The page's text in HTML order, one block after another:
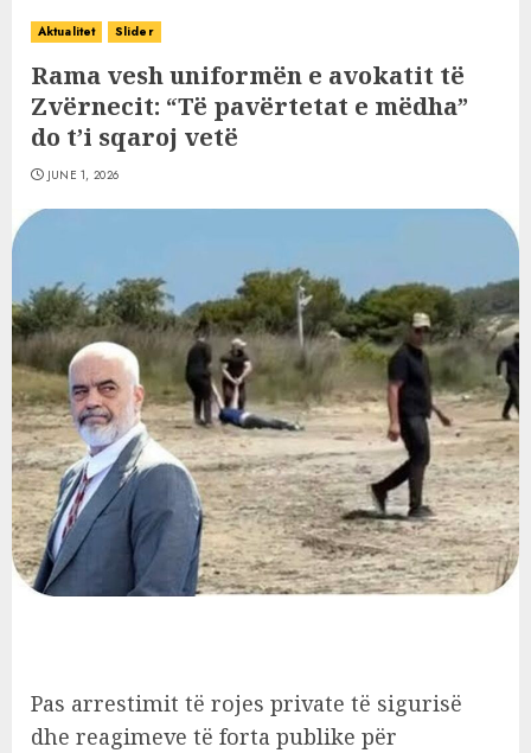
Aktualitet Slider
Rama vesh uniformën e avokatit të
Zvërnecit: “Të pavërtetat e mëdha”
do t’i sqaroj vetë
JUNE 1, 2026
Pas arrestimit të rojes private të sigurisë
dhe reagimeve të forta publike për